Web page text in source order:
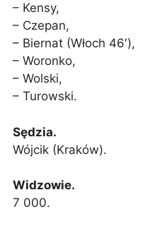
– Kensy,
– Czepan,
– Biernat (Włoch 46′),
– Woronko,
– Wolski,
– Turowski.
Sędzia.
Wójcik (Kraków).
Widzowie.
7 000.